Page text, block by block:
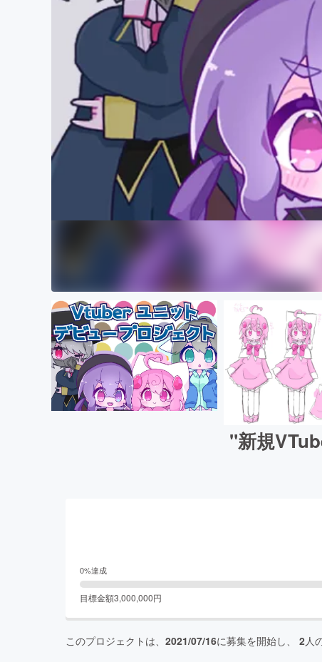
"新規
0%達成
目標金額3,000,000円
このプロジェクトは、 2021/07/16に募集を開始し、 2人